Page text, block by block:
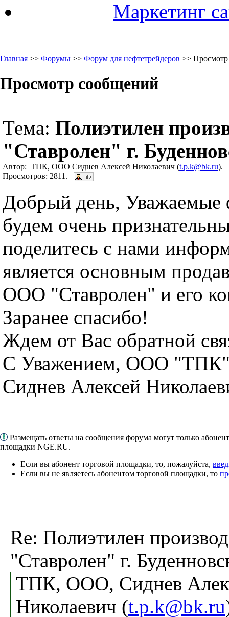
Маркетинг
Главная >> Форумы >> Форум для нефтетрейдеров >>
Просмотр сообщений
Тема: Полиэтилен
"Ставролен" г.
Автор: ТПК, ООО Сиднев Алексей Николаевич (t.p.k@bk.ru).
Просмотров: 2811.
Добрый день,
будем очень
поделитесь с нами
является основным
ООО "Ставролен" и его
Заранее спасибо!
Ждем от Вас обратной
С Уважением, ООО
Сиднев Алексей
Размещать ответы на сообщения форума могут только
площадки NGE.RU.
Если вы абонент торговой площадки, то, пожалуйста,
Если вы не являетесь абонентом торговой площадки, то
Re: Полиэтилен
"Ставролен" г.
ТПК, ООО, Сиднев
Николаевич (t.p.k@bk.ru